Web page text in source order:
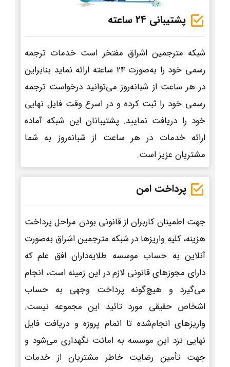
پشتیبانی 24 ساعته
شبکه مترجمین اشراق مفتخر است خدمات ترجمه
رسمی خود را به‌صورت 24 ساعته ارائه نماید بنابراین
در هر ساعت از شبانه‌روز می‌توانید درخواست ترجمه
رسمی خود را ثبت کرده و در اسرع وقت فایل نهایی
خود را دریافت نمایید. پشتیبانان این شبکه آماده
ارائه خدمات در هر ساعت از شبانه‌روز به شما
مشتریان عزیز است.
پرداخت امن
جهت اطمینان کاربران از قانونی بودن مراحل پرداخت
هزینه، کلیه واریزها در شبکه مترجمین اشراق به‌صورت
آنلاین به حساب موسسه طلایه‌داران افق علم که
دارای مجوزهای قانونی لازم در این زمینه است، انجام
می‌گیرد و هیچ‌گونه پرداخت وجهی به حساب
اشخاص حقیقی مورد تائید این مجموعه نیست.
واریزهای انجام‌شده تا اتمام پروژه و دریافت فایل
نهایی نزد این موسسه به امانت نگهداری می‌شود و
جهت تأمین رضایت خاطر مشتریان از خدمات